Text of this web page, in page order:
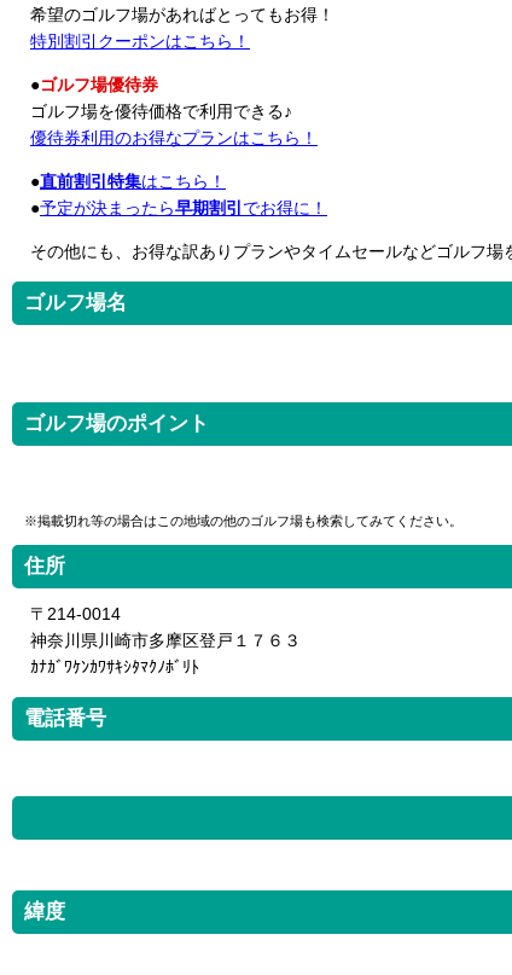
希望のゴルフ場があればとってもお得！
特別割引クーポンはこちら！
●ゴルフ場優待券
ゴルフ場を優待価格で利用できる♪
優待券利用のお得なプランはこちら！
●直前割引特集はこちら！
●予定が決まったら早期割引 でお得に！
その他にも、お得な訳ありプランやタイムセールなどゴルフ場
ゴルフ場名
ゴルフ場のポイント
※掲載切れ等の場合はこの地域の他のゴルフ場も検索してみてください。
住所
〒214-0014
神奈川県川崎市多摩区登戸１７６３
ｶﾅｶﾞﾜｹﾝｶﾜｻｷｼﾀﾏｸﾉﾎﾞﾘﾄ
電話番号
緯度